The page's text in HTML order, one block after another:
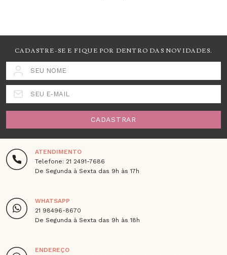
CADASTRE-SE E FIQUE POR DENTRO DAS NOVIDADES.
SEU NOME
SEU E-MAIL
CADASTRAR
ATENDIMENTO
Telefone: 21 2491-7686
De Segunda à Sexta das 9h às 17h
WHATSAPP
21 98496-8670
De Segunda à Sexta das 9h às 18h
ENDEREÇO